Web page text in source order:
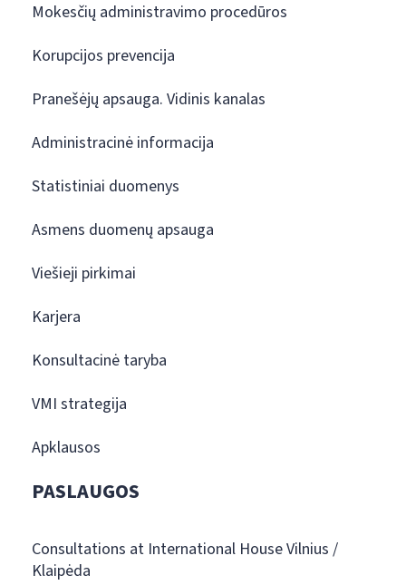
Mokesčių administravimo procedūros
Korupcijos prevencija
Pranešėjų apsauga. Vidinis kanalas
Administracinė informacija
Statistiniai duomenys
Asmens duomenų apsauga
Viešieji pirkimai
Karjera
Konsultacinė taryba
VMI strategija
Apklausos
PASLAUGOS
Consultations at International House Vilnius /
Klaipėda